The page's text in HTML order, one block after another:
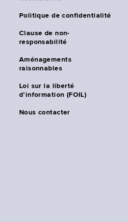
Politique de confidentialité
Clause de non-
responsabilité
Aménagements
raisonnables
Loi sur la liberté
d’information (FOIL)
Nous contacter